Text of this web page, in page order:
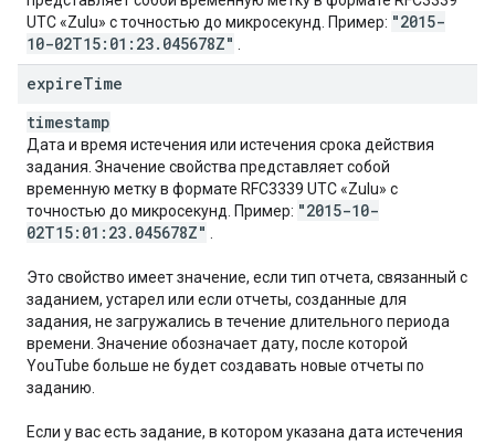
UTC «Zulu» с точностью до микросекунд. Пример: "2015-
10-02T15:01:23. 045678Z"
expireTime
timestamp
Дата и время истечения или истечения срока действия
задания. Значение свойства представляет собой
временную метку в формате RFC3339 UTC «Zulu» с
точностью до микросекунд. Пример: "2015-10-
02T15:01:23. 045678Z"
Это свойство имеет значение, если тип отчета, связанный с
заданием, устарел или если отчеты, созданные для
задания, не загружались в течение длительного периода
времени. Значение обозначает дату, после которой
YouTube больше не будет создавать новые отчеты по
заданию.
Если у вас есть задание, в котором указана дата истечения